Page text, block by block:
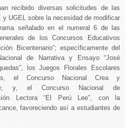
recibido diversas solicitudes de las
y UGEL sobre la necesidad de modificar
señalado en el numeral 6 de las
de los Concursos Educativos
Bicentenario”; específicamente del
de Narrativa y Ensayo “José
los Juegos Florales Escolares
el Concurso Nacional Crea y
y, el Concurso Nacional de
Lectora “El Perú Lee”, con la
favoreciendo así a estudiantes de